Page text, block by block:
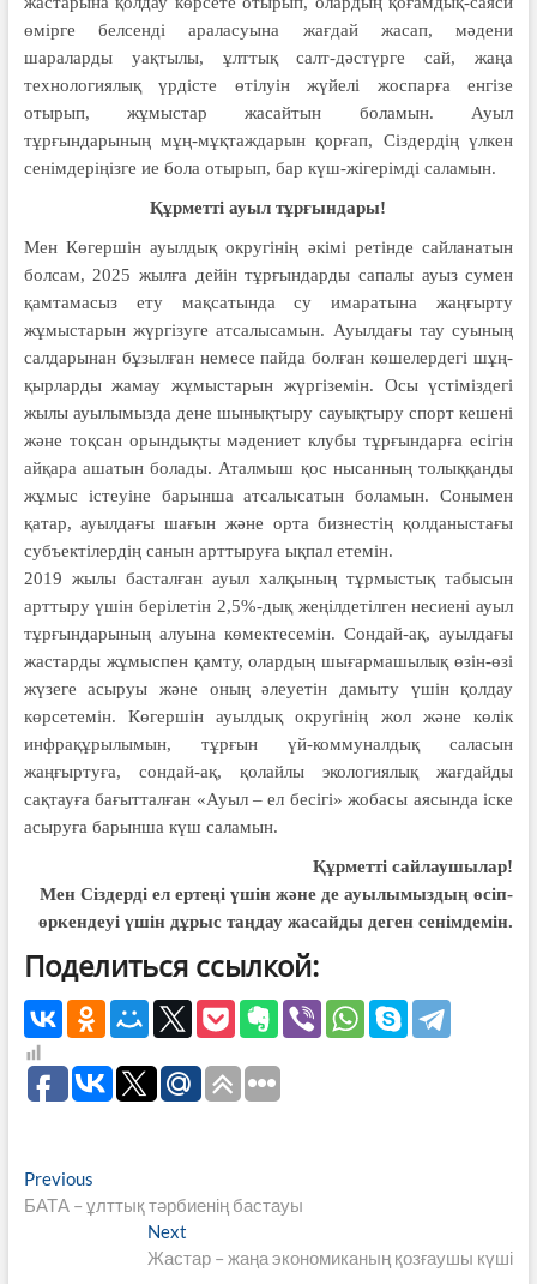
өмірге белсенді араласуына жағдай жасап, мәдени
шараларды уақтылы, ұлттық салт-дәстүрге сай, жаңа
технологиялық үрдісте өтілуін жүйелі жоспарға енгізе
отырып, жұмыстар жасайтын боламын. Ауыл
тұрғындарының мұң-мұқтаждарын қорғап, Сіздердің үлкен
сенімдеріңізге ие бола отырып, бар күш-жігерімді саламын.
Құрметті ауыл тұрғындары!
Мен Көгершін ауылдық округінің әкімі ретінде сайланатын
болсам, 2025 жылға дейін тұрғындарды сапалы ауыз сумен
қамтамасыз ету мақсатында су имаратына жаңғырту
жұмыстарын жүр­гізуге атсалысамын. Ауылдағы тау суының
салдарынан бұзылған немесе пайда болған көшелердегі шұң­
қырларды жамау жұмыстарын жүргі­земін. Осы үстіміздегі
жылы ауылымызда дене шынықтыру сауық­­тыру спорт кешені
және тоқ­сан орындықты мәдениет клубы тұр­ғындарға есігін
айқара ашатын болады. Аталмыш қос нысанның толыққанды
жұмыс істеуіне барынша атсалысатын боламын. Сонымен
қатар, ауылдағы шағын және орта бизнестің қолданыстағы
субъектілердің санын арттыруға ықпал етемін.
2019 жылы басталған ауыл халқы­ның тұрмыстық табысын
арттыру үшін берілетін 2,5%-дық жеңілдетілген не­сиені ауыл
тұрғындарының алуы­на көмектесемін. Сондай-ақ, ауылдағы
жастарды жұмыспен қам­ту, олардың шығармашылық өзін-өзі
жүзеге асыруы және оның әлеуетін дамыту үшін қолдау
көрсетемін. Көгершін ауылдық округінің жол және көлік
инфра­құрылымын, тұрғын үй-коммуналдық саласын
жаңғыртуға, сондай-ақ, қолай­лы экологиялық жағдайды
сақтауға бағытталған «Ауыл – ел бесігі» жобасы аясында іске
асыруға барынша күш саламын.
Құрметті сайлаушылар!
Мен Сіздерді ел ертеңі үшін және де ауылымыздың өсіп-
өркендеуі үшін дұрыс таңдау жасайды деген сенімдемін.
Поделиться ссылкой:
Навигация
по
записям
PreviousPrevious
post:
БАТА – ұлттық тәрбиенің бастауы
Next
post:
Жастар – жаңа экономиканың қозғаушы күші